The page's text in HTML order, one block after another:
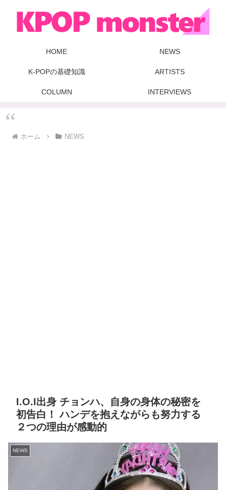
HOME NEWS
K-POPの基礎知識 ARTISTS
COLUMN INTERVIEWS
ホーム NEWS
I.O.I出身 チョンハ、自身の身体の秘密を
初告白！ ハンデを抱えながらも努力する
２つの理由が感動的
NEWS